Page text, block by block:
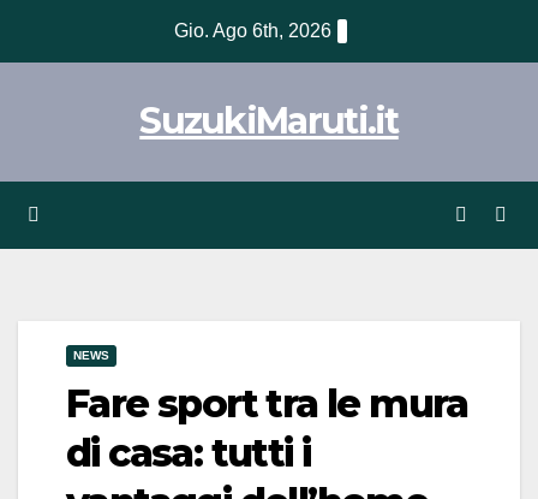
Gio. Ago 6th, 2026
SuzukiMaruti.it
NEWS
Fare sport tra le mura
di casa: tutti i